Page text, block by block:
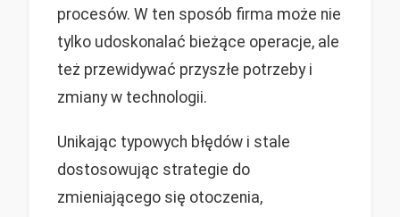
procesów. W ten sposób firma może nie
tylko udoskonalać bieżące operacje, ale
też przewidywać przyszłe potrzeby i
zmiany w technologii.
Unikając typowych błędów i stale
dostosowując strategie do
zmieniającego się otoczenia,